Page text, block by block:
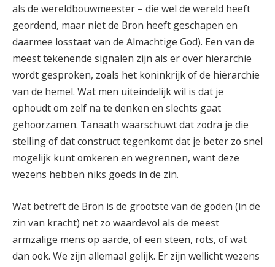
als de wereldbouwmeester – die wel de wereld heeft
geordend, maar niet de Bron heeft geschapen en
daarmee losstaat van de Almachtige God). Een van de
meest tekenende signalen zijn als er over hiërarchie
wordt gesproken, zoals het koninkrijk of de hiërarchie
van de hemel. Wat men uiteindelijk wil is dat je
ophoudt om zelf na te denken en slechts gaat
gehoorzamen. Tanaath waarschuwt dat zodra je die
stelling of dat construct tegenkomt dat je beter zo snel
mogelijk kunt omkeren en wegrennen, want deze
wezens hebben niks goeds in de zin.
Wat betreft de Bron is de grootste van de goden (in de
zin van kracht) net zo waardevol als de meest
armzalige mens op aarde, of een steen, rots, of wat
dan ook. We zijn allemaal gelijk. Er zijn wellicht wezens